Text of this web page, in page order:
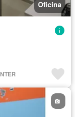
Oficina